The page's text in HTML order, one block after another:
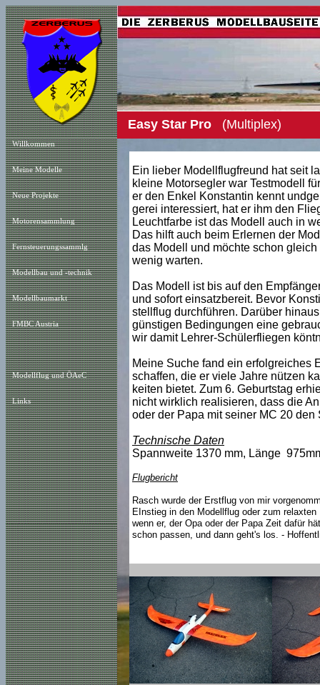
Willkommen
Meine Modelle
Neue Projekte
Motorensammlung
Fernsteuerungssammlg
Modellbau und -technik
Modellbaumarkt
FMBC Austria
Modellflug und ÖAeC
Links
Easy Star Pro (Multiplex)
Ein lieber Modellflugfreund hat seit
kleine Motorsegler war Testmodell
er den Enkel Konstantin kennt
gerei interessiert, hat er ihm den
Leuchtfarbe ist das Modell auch in
Das hilft auch beim Erlernen der
das Modell und möchte schon
wenig warten.
Das Modell ist bis auf den
und sofort einsatzbereit. Bevor
stellflug durchführen. Darüber
günstigen Bedingungen eine
wir damit Lehrer-Schülerfliegen
Meine Suche fand ein erfolgreiches
schaffen, die er viele Jahre nützen
keiten bietet. Zum 6. Geburtstag
nicht wirklich realisieren, dass die
oder der Papa mit seiner MC 20
Technische Daten
Spannweite 1370 mm, Länge
Flugbericht
Rasch wurde der Erstflug von mir
EInstieg in den Modellflug oder zum
wenn er, der Opa oder der Papa Zeit dafür
schon passen, und dann geht's los. -